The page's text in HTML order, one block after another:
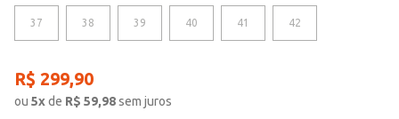
37 38 39 40 41 42
R$ 299,90
ou 5xde R$ 59,98sem juros